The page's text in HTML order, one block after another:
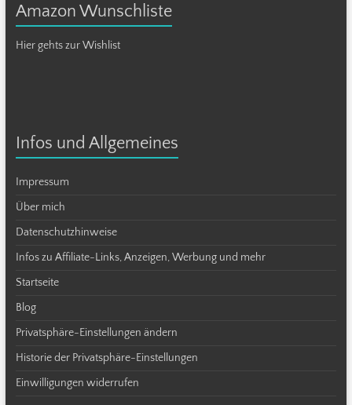
Amazon Wunschliste
Hier gehts zur Wishlist
Infos und Allgemeines
Impressum
Über mich
Datenschutzhinweise
Infos zu Affiliate-Links, Anzeigen, Werbung und mehr
Startseite
Blog
Privatsphäre-Einstellungen ändern
Historie der Privatsphäre-Einstellungen
Einwilligungen widerrufen